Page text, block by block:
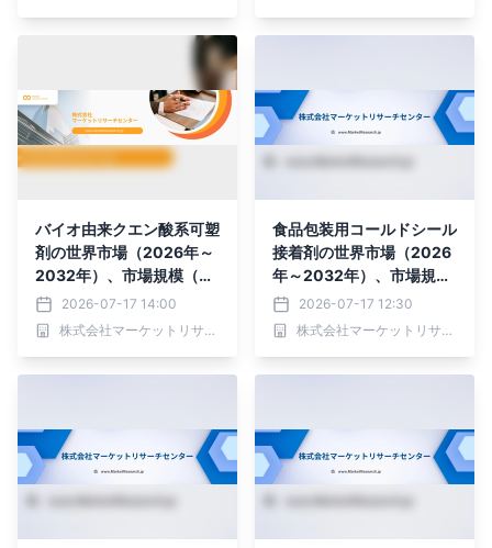
バイオ由来クエン酸系可塑
剤の世界市場（2026年～
2032年）、市場規模（AT
BC可塑剤、TBC可塑剤、
TEC可塑剤、その他）・
分析レポートを発表
2026-07-17 14:00
株式会社マーケットリサーチセンター
食品包装用コールドシール
接着剤の世界市場（2026
年～2032年）、市場規模
（合成ラテックス、天然ラ
テックス）・分析レポート
を発表
2026-07-17 12:30
株式会社マーケットリサーチセンター